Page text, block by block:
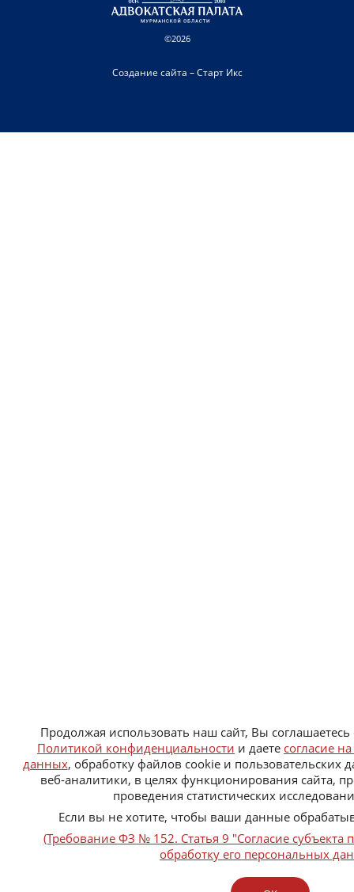
©2026
Создание сайта – Старт Икс
Продолжая использовать наш сайт, Вы
Политикой конфиденциальности и даете согласие
данных, обработку файлов cookie и
веб-аналитики, в целях функционирования сайта,
проведения статистических
Если вы не хотите, чтобы ваши данные
(Требование ФЗ № 152. Статья 9 "Согласие
обработку его персональных